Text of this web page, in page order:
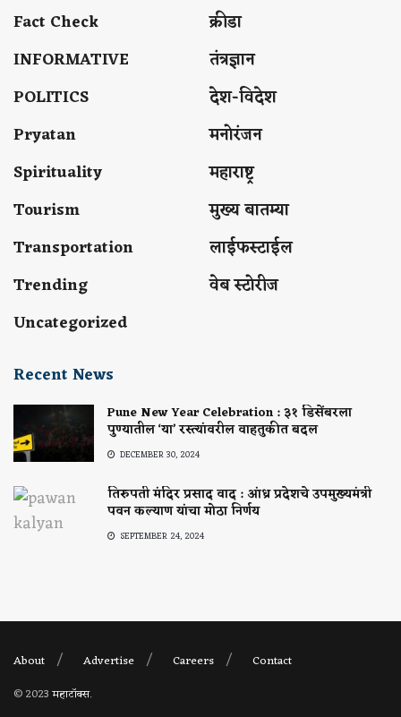
Fact Check
INFORMATIVE
POLITICS
Pryatan
Spirituality
Tourism
Transportation
Trending
Uncategorized
क्रीडा
तंत्रज्ञान
देश-विदेश
मनोरंजन
महाराष्ट्र
मुख्य बातम्या
लाईफस्टाईल
वेब स्टोरीज
Recent News
Pune New Year Celebration : ३१ डिसेंबरला
पुण्यातील ‘या’ रस्त्यांवरील वाहतुकीत बदल
DECEMBER 30, 2024
तिरुपती मंदिर प्रसाद वाद : आंध्र प्रदेशचे उपमुख्यमंत्री
पवन कल्याण यांचा मोठा निर्णय
SEPTEMBER 24, 2024
About Advertise Careers Contact
© 2023महाटॉक्स.